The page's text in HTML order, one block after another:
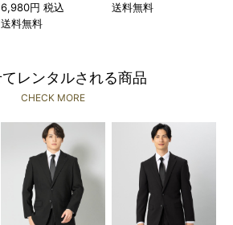
6,980円 税込
送料無料
送料無料
レンタルされる商品
CHECK MORE